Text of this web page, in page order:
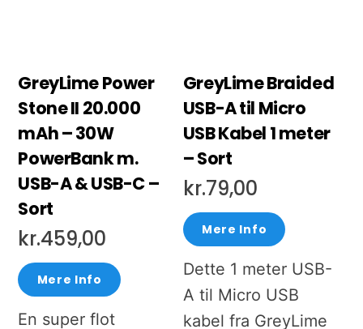
GreyLime Power
Stone II 20.000
mAh – 30W
PowerBank m.
USB-A & USB-C –
Sort
kr.459,00
Mere Info
En super flot
GreyLime Braided
USB-A til Micro
USB Kabel 1 meter
– Sort
kr.79,00
Mere Info
Dette 1 meter USB-
A til Micro USB
kabel fra GreyLime